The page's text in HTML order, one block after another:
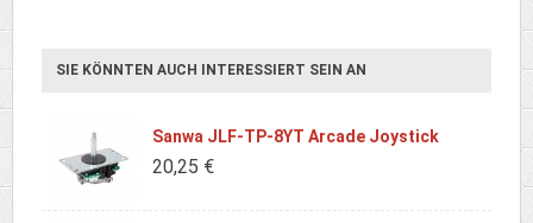
SIE KÖNNTEN AUCH INTERESSIERT SEIN AN
Sanwa JLF-TP-8YT Arcade Joystick
20,25 €